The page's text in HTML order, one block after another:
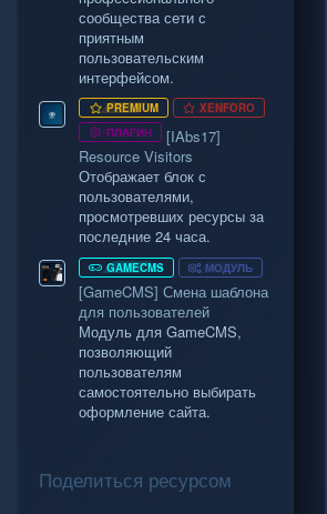
сообщества сети с
приятным
пользовательским
интерфейсом.
PREMIUM
XENFORO
ПЛАГИН
[IAbs17]
Resource Visitors
Отображает блок с
пользователями,
просмотревших ресурсы за
последние 24 часа.
GAMECMS МОДУЛЬ
[GameCMS] Смена шаблона
для пользователей
Модуль для GameCMS,
позволяющий
пользователям
самостоятельно выбирать
оформление сайта.
Поделиться ресурсом